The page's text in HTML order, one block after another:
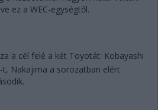
ez a WEC-egységtől.
a cél felé a két Toyotát: Kobayashi
Nakajima a sorozatban elért